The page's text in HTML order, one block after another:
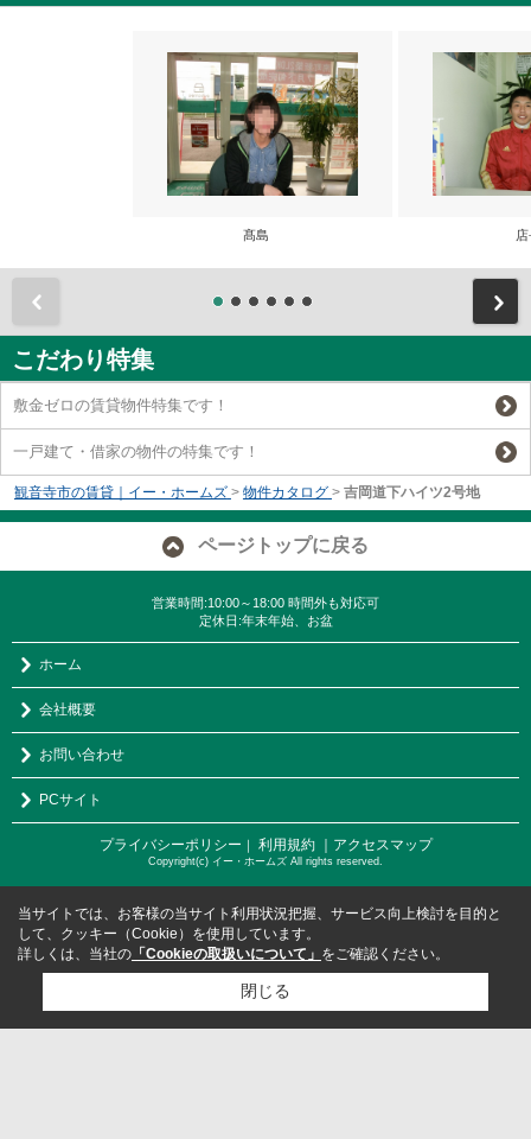
髙島 店
こだわり特集
敷金ゼロの賃貸物件特集です！
一戸建て・借家の物件の特集です！
観音寺市の賃貸｜イー・ホームズ > 物件カタログ > 吉岡道下ハイツ2号地
ページトップに戻る
営業時間:10:00～18:00 時間外も対応可
定休日:年末年始、お盆
ホーム
会社概要
お問い合わせ
PCサイト
プライバシーポリシー 利用規約 ｜アクセスマップ
Copyright(c) イー・ホームズ All rights reserved.
当サイトでは、お客様の当サイト利用状況把握、サービス向上検討を目的と
して、クッキー（Cookie）を使用しています。
詳しくは、当社の 「Cookieの取扱いについて」 をご確認ください。
閉じる